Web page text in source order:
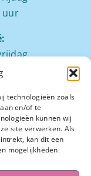
technologieën zoals
en/of te
kunnen wij
site verwerken. Als
kan dit een
mogelijkheden.
uur
uur
12.00
17.00
7